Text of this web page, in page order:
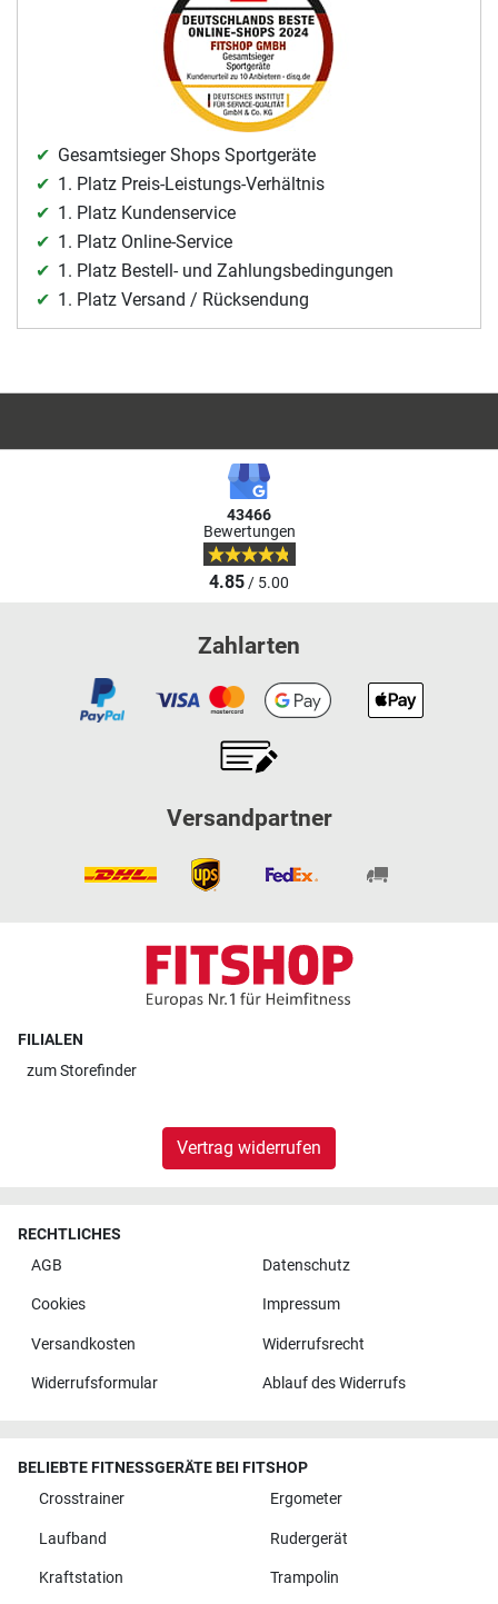
Gesamtsieger Shops Sportgeräte
1. Platz Preis-Leistungs-Verhältnis
1. Platz Kundenservice
1. Platz Online-Service
1. Platz Bestell- und Zahlungsbedingungen
1. Platz Versand / Rücksendung
43466
Bewertungen
4.85/ 5.00
Zahlarten
Versandpartner
FILIALEN
zumStorefinder
Vertrag widerrufen
RECHTLICHES
AGB
Datenschutz
Cookies Impressum
Versandkosten Widerrufsrecht
Widerrufsformular Ablauf des Widerrufs
BELIEBTE FITNESSGERÄTE BEI FITSHOP
Crosstrainer
Ergometer
Laufband Rudergerät
Kraftstation Trampolin